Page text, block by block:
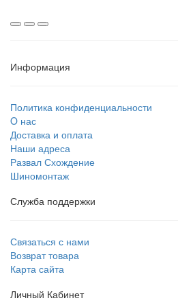
Информация
Политика конфиденциальности
O нас
Доставка и оплата
Наши адреса
Развал Схождение
Шиномонтаж
Служба поддержки
Связаться с нами
Возврат товара
Карта сайта
Личный Кабинет